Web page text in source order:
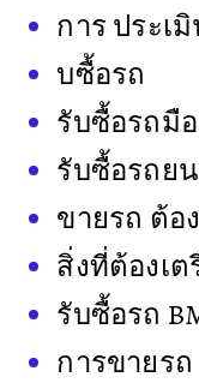
การ ประเ
บซื้อรถ
รับซื้อรถมื
รับซื้อรถย
ขายรถ ต้อ
สิ่งที่ต้องเ
รับซื้อรถ
การขายรถ